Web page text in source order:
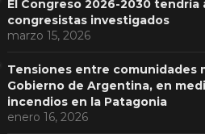
El Congreso 2026-2030 tendría
congresistas investigados
marzo 15, 2026
Tensiones entre comunidades
Gobierno de Argentina, en
incendios en la Patagonia
enero 16, 2026